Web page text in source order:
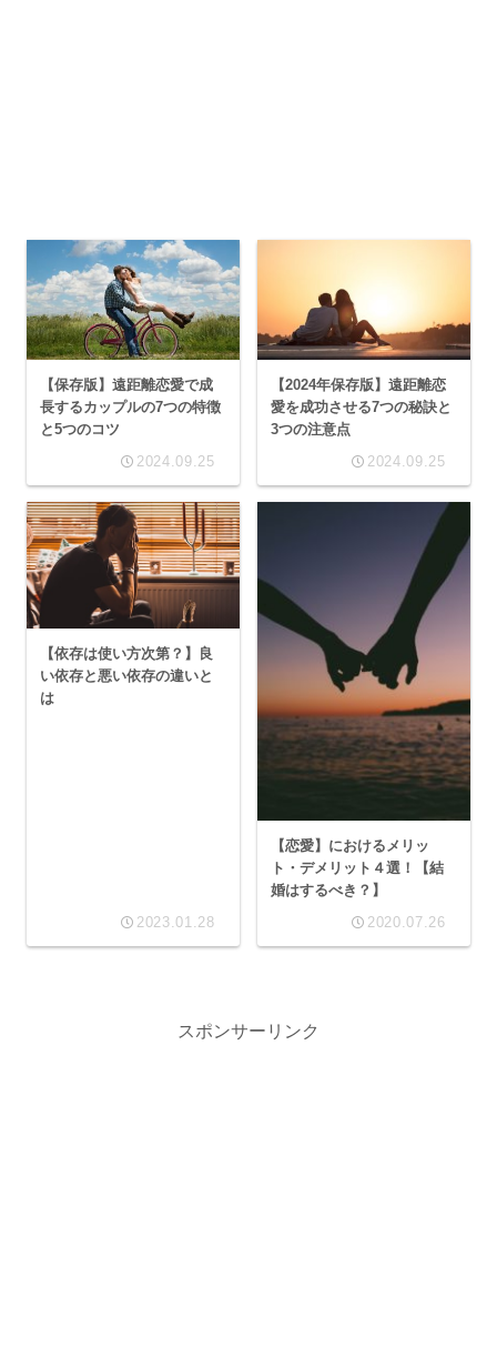
【保存版】遠距離恋愛で成
長するカップルの7つの特徴
と5つのコツ
2024.09.25
【2024年保存版】遠距離恋
愛を成功させる7つの秘訣と
3つの注意点
2024.09.25
【依存は使い方次第？】良
い依存と悪い依存の違いと
は
2023.01.28
【恋愛】におけるメリッ
ト・デメリット４選！【結
婚はするべき？】
2020.07.26
スポンサーリンク